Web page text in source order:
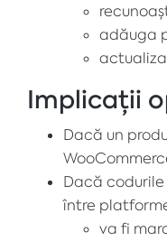
adăuga
Implicații
Dacă un
Dacă
între
va fi